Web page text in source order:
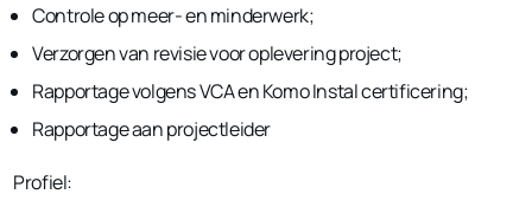
Controle op meer- en minderwerk;
Verzorgen van revisie voor oplevering project;
Rapportage volgens VCA en Komo Instal certificering;
Rapportage aan projectleider
Profiel: